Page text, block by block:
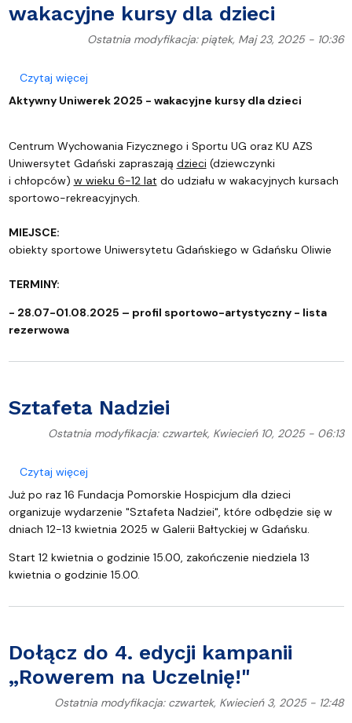
wakacyjne kursy dla dzieci
Ostatnia modyfikacja: piątek, Maj 23, 2025 - 10:36
Czytaj więcejo Aktywny Uniwerek 2025 - wakacyjne kursy dla
Aktywny Uniwerek 2025 - wakacyjne kursy dla dzieci
Centrum Wychowania Fizycznego i Sportu UG oraz KU AZS
Uniwersytet Gdański zapraszają dzieci (dziewczynki
i chłopców) w wieku 6-12 lat do udziału w wakacyjnych kursach
sportowo-rekreacyjnych.
MIEJSCE:
obiekty sportowe Uniwersytetu Gdańskiego w Gdańsku Oliwie
TERMINY:
- 28.07-01.08.2025 – profil sportowo-artystyczny - lista
rezerwowa
Sztafeta Nadziei
Ostatnia modyfikacja: czwartek, Kwiecień 10, 2025 - 06:13
Czytaj więcejo Sztafeta Nadziei
Już po raz 16 Fundacja Pomorskie Hospicjum dla dzieci
organizuje wydarzenie "Sztafeta Nadziei", które odbędzie się w
dniach 12-13 kwietnia 2025 w Galerii Bałtyckiej w Gdańsku.
Start 12 kwietnia o godzinie 15.00, zakończenie niedziela 13
kwietnia o godzinie 15.00.
Dołącz do 4. edycji kampanii
„Rowerem na Uczelnię!"
Ostatnia modyfikacja: czwartek, Kwiecień 3, 2025 - 12:48